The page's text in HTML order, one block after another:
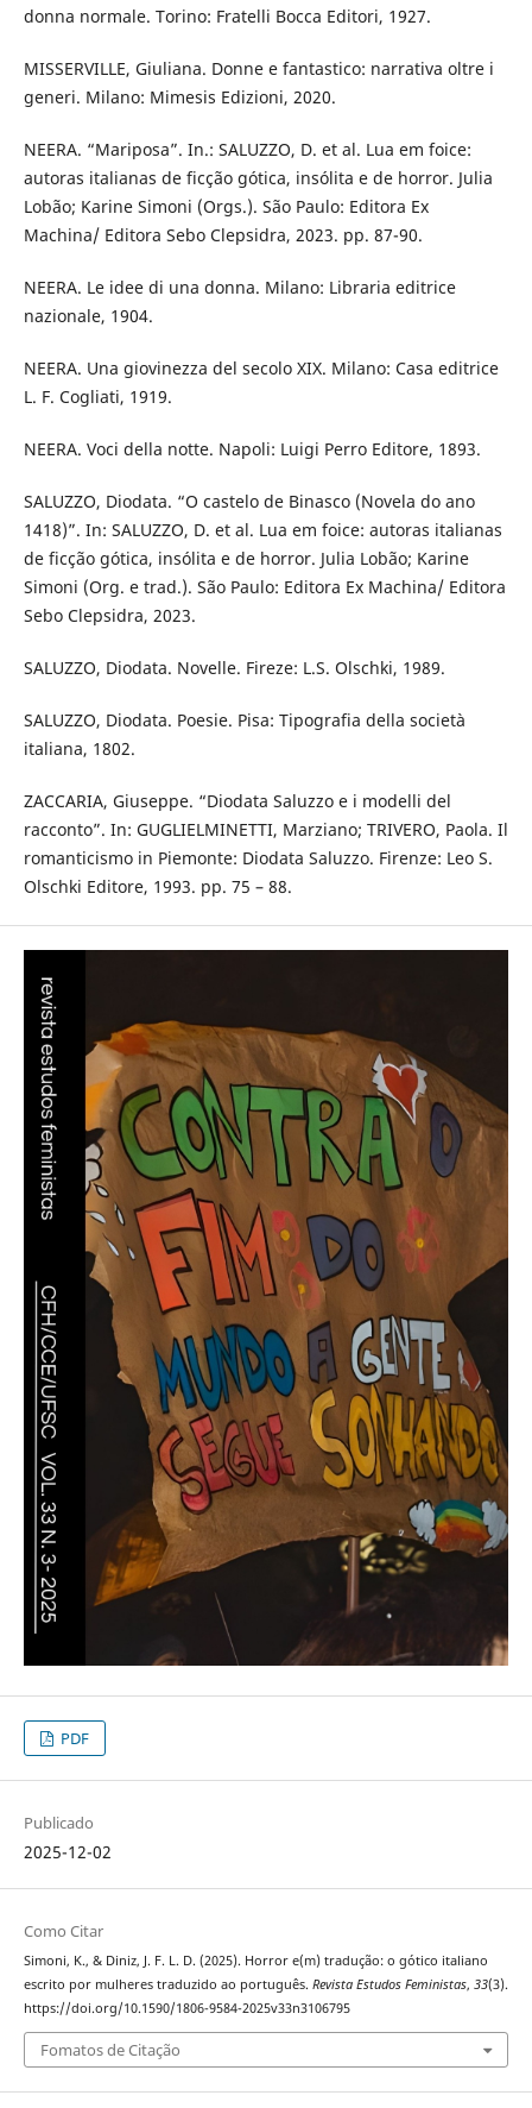
donna normale. Torino: Fratelli Bocca Editori, 1927.
MISSERVILLE, Giuliana. Donne e fantastico: narrativa oltre i
generi. Milano: Mimesis Edizioni, 2020.
NEERA. “Mariposa”. In.: SALUZZO, D. et al. Lua em foice:
autoras italianas de ficção gótica, insólita e de horror. Julia
Lobão; Karine Simoni (Orgs.). São Paulo: Editora Ex
Machina/ Editora Sebo Clepsidra, 2023. pp. 87-90.
NEERA. Le idee di una donna. Milano: Libraria editrice
nazionale, 1904.
NEERA. Una giovinezza del secolo XIX. Milano: Casa editrice
L. F. Cogliati, 1919.
NEERA. Voci della notte. Napoli: Luigi Perro Editore, 1893.
SALUZZO, Diodata. “O castelo de Binasco (Novela do ano
1418)”. In: SALUZZO, D. et al. Lua em foice: autoras italianas
de ficção gótica, insólita e de horror. Julia Lobão; Karine
Simoni (Org. e trad.). São Paulo: Editora Ex Machina/ Editora
Sebo Clepsidra, 2023.
SALUZZO, Diodata. Novelle. Fireze: L.S. Olschki, 1989.
SALUZZO, Diodata. Poesie. Pisa: Tipografia della società
italiana, 1802.
ZACCARIA, Giuseppe. “Diodata Saluzzo e i modelli del
racconto”. In: GUGLIELMINETTI, Marziano; TRIVERO, Paola. Il
romanticismo in Piemonte: Diodata Saluzzo. Firenze: Leo S.
Olschki Editore, 1993. pp. 75 – 88.
PDF
Publicado
2025-12-02
Como Citar
Simoni, K., & Diniz, J. F. L. D. (2025). Horror e(m) tradução: o gótico italiano
escrito por mulheres traduzido ao português. Revista Estudos Feministas, 33(3).
https://doi.org/10.1590/1806-9584-2025v33n3106795
Fomatos de Citação